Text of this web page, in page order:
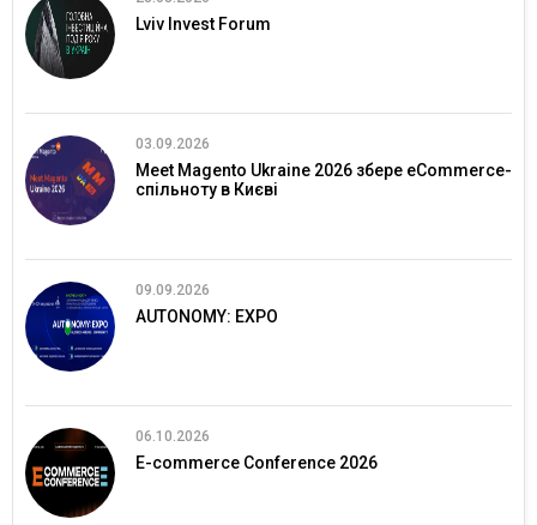
Lviv Invest Forum
03.09.2026
Meet Magento Ukraine 2026 збере eCommerce-
спільноту в Києві
09.09.2026
AUTONOMY: EXPO
06.10.2026
E-commerce Conference 2026